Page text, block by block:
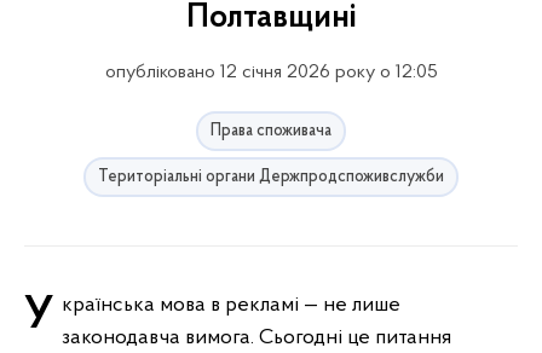
Полтавщині
опубліковано 12 січня 2026 року о 12:05
Права споживача
Територіальні органи Держпродспоживслужби
Українська мова в рекламі — не лише законодавча вимога. Сьогодні це питання